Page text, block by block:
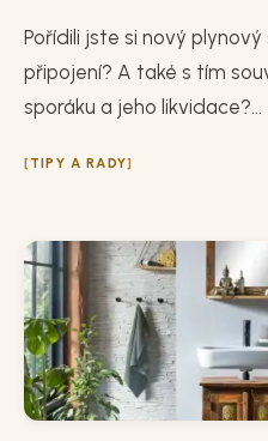
Pořídili jste si nový
připojení? A také s tím
sporáku a jeho likvidace?...
TIPY A RADY